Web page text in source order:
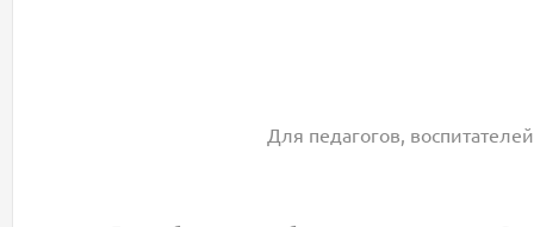
Для педагогов,